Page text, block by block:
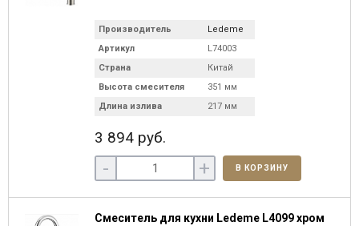
Производитель
Ledeme
Артикул
L74003
Страна
Китай
Высота смесителя
351 мм
Длина излива
217 мм
3 894 руб.
- + В КОРЗИНУ
Смеситель для кухни Ledeme L4099 хром